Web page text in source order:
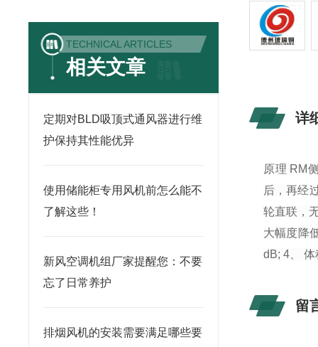
TECHNICAL ARTICLES
相关文章
定期对BLD吸顶式通风器进行维
护保持其性能优异
使用储能柜专用风机前怎么能不
了解这些！
新风空调机组厂家提醒您：不要
忘了日常养护
排烟风机的安装需要满足哪些要
详
原理 RM
后，再经
轮直联，
大幅度降
dB; 4、
留